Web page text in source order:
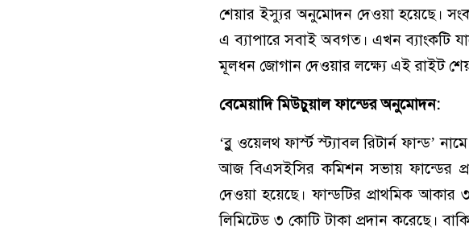
শেয়ার ইস্যুর অনুমোদন দেওয়া হয়েছে।
এ ব্যাপারে সবাই অবগত। এখন ব্যাংকটি
মূলধন জোগান দেওয়ার লক্ষ্যে এই রাইট
বেমেয়াদি মিউচুয়াল ফান্ডের অনুমোদন:
‘ব্লু ওয়েলথ ফার্স্ট স্ট্যাবল রিটার্ন ফান্ড’
আজ বিএসইসির কমিশন সভায় ফান্ডের
দেওয়া হয়েছে। ফান্ডটির প্রাথমিক
লিমিটেড ৩ কোটি টাকা প্রদান করেছে।